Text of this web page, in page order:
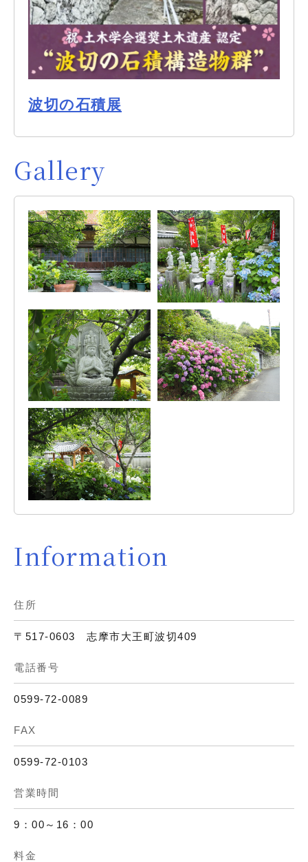
波切の石積展
Gallery
Information
住所
〒517-0603 志摩市大王町波切409
電話番号
0599-72-0089
FAX
0599-72-0103
営業時間
9：00～16：00
料金